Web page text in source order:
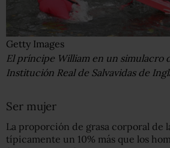
Getty Images
El príncipe William en un simulacro
Institución Real de Salvavidas de
Ser mujer
La proporción de grasa corporal de
típicamente un 10% más que los